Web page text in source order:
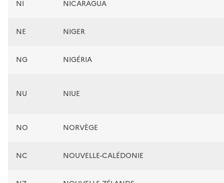
NI NICARAGUA
NE NIGER
NG NIGÉRIA
NU NIUE
NO NORVÈGE
NC NOUVELLE-CALÉDONIE